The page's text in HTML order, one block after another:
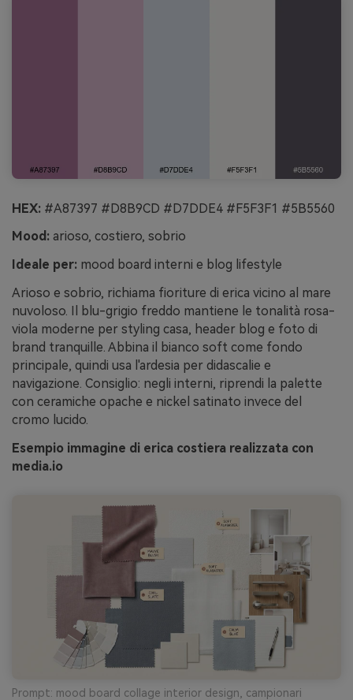
HEX: #A87397 #D8B9CD #D7DDE4 #F5F3F1 #5B5560
Mood: arioso, costiero, sobrio
Ideale per: mood board interni e blog lifestyle
Arioso e sobrio, richiama fioriture di erica vicino al mare
nuvoloso. Il blu-grigio freddo mantiene le tonalità rosa-
viola moderne per styling casa, header blog e foto di
brand tranquille. Abbina il bianco soft come fondo
principale, quindi usa l'ardesia per didascalie e
navigazione. Consiglio: negli interni, riprendi la palette
con ceramiche opache e nickel satinato invece del
cromo lucido.
Esempio immagine di erica costiera realizzata con
media.io
Prompt: mood board collage interior design, campionari